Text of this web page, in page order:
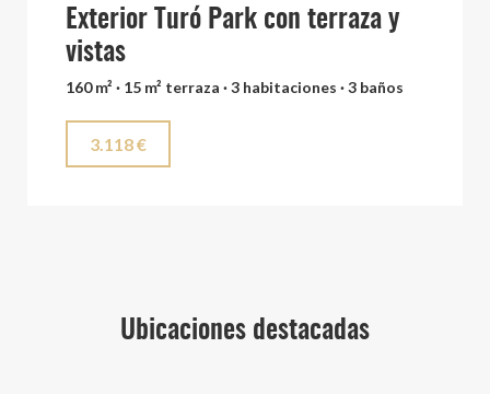
Exterior Turó Park con terraza y
vistas
160 m² · 15 m² terraza · 3 habitaciones · 3 baños
3.118 €
Ubicaciones destacadas